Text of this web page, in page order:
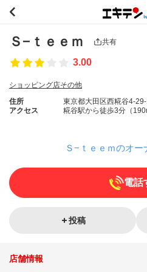
Ｓ−ｔｅｅｍ 共有
3.00
ショッピング店その他
住所
東京都大田区西糀谷4-
アクセス
糀谷駅から徒歩3分（
Ｓ−ｔｅｅｍのオー
電話
投稿
店舗情報